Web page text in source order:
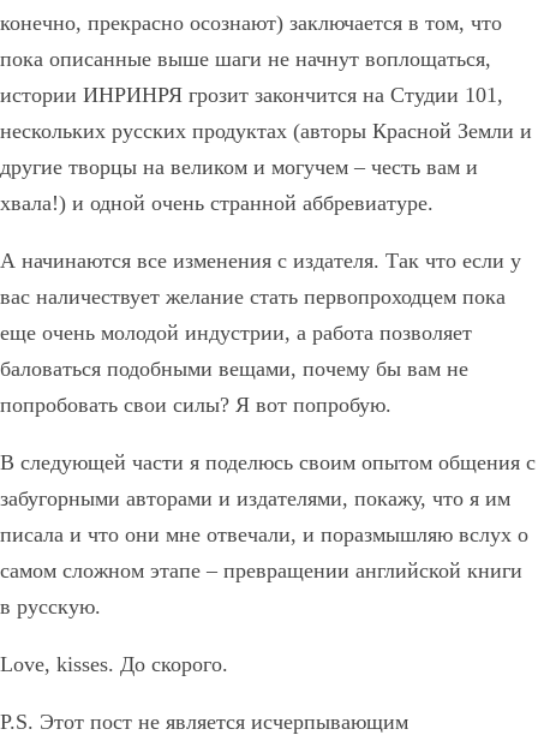
конечно, прекрасно осознают) заключается в том, что
пока описанные выше шаги не начнут воплощаться,
истории ИНРИНРЯ грозит закончится на Студии 101,
нескольких русских продуктах (авторы Красной Земли и
другие творцы на великом и могучем – честь вам и
хвала!) и одной очень странной аббревиатуре.
А начинаются все изменения с издателя. Так что если у
вас наличествует желание стать первопроходцем пока
еще очень молодой индустрии, а работа позволяет
баловаться подобными вещами, почему бы вам не
попробовать свои силы? Я вот попробую.
В следующей части я поделюсь своим опытом общения с
забугорными авторами и издателями, покажу, что я им
писала и что они мне отвечали, и поразмышляю вслух о
самом сложном этапе – превращении английской книги
в русскую.
Love, kisses. До скорого.
P.S. Этот пост не является исчерпывающим